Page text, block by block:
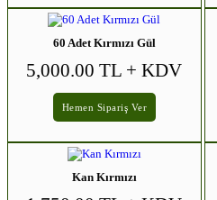
60 Adet Kırmızı Gül
5,000.00 TL + KDV
Hemen Sipariş Ver
Kan Kırmızı